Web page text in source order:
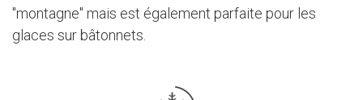
"montagne" mais est également parfaite pour les
glaces sur bâtonnets.